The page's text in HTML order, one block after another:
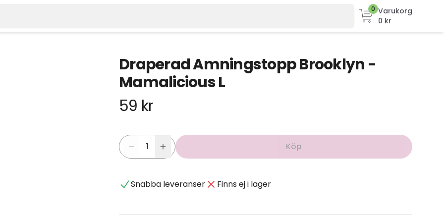
0 Varukorg
0 kr
Draperad Amningstopp Brooklyn -
Mamalicious L
59 kr
Köp
Snabba leveranser Finns ej i lager